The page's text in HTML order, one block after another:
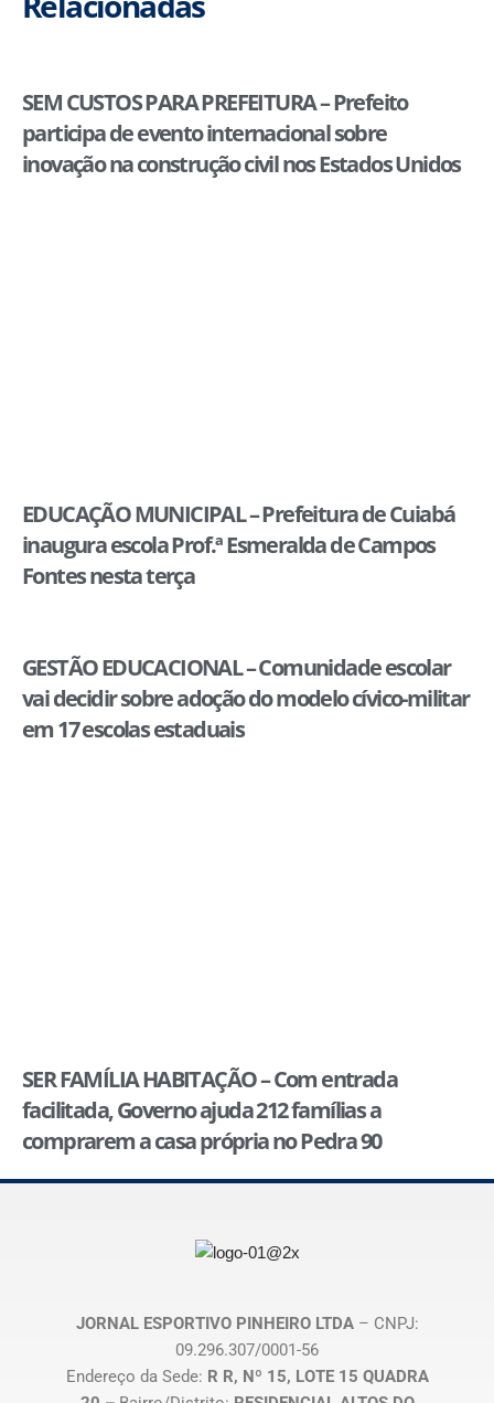
SEM CUSTOS PARA PREFEITURA – Prefeito
participa de evento internacional sobre
inovação na construção civil nos Estados Unidos
EDUCAÇÃO MUNICIPAL – Prefeitura de Cuiabá
inaugura escola Prof.ª Esmeralda de Campos
Fontes nesta terça
GESTÃO EDUCACIONAL – Comunidade escolar
vai decidir sobre adoção do modelo cívico-militar
em 17 escolas estaduais
SER FAMÍLIA HABITAÇÃO – Com entrada
facilitada, Governo ajuda 212 famílias a
comprarem a casa própria no Pedra 90
JORNAL ESPORTIVO PINHEIRO LTDA– CNPJ:
09.296.307/0001-56
Endereço da Sede: R R, Nº 15, LOTE 15 QUADRA